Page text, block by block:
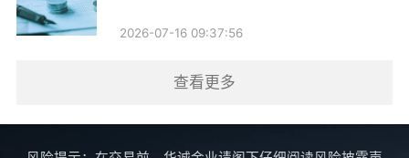
2026-07-16 09:37:56
查看更多